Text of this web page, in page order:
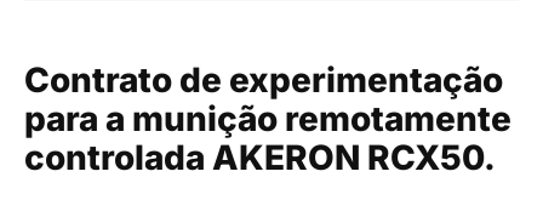
Contrato de experimentação
para a munição remotamente
controlada AKERON RCX50.